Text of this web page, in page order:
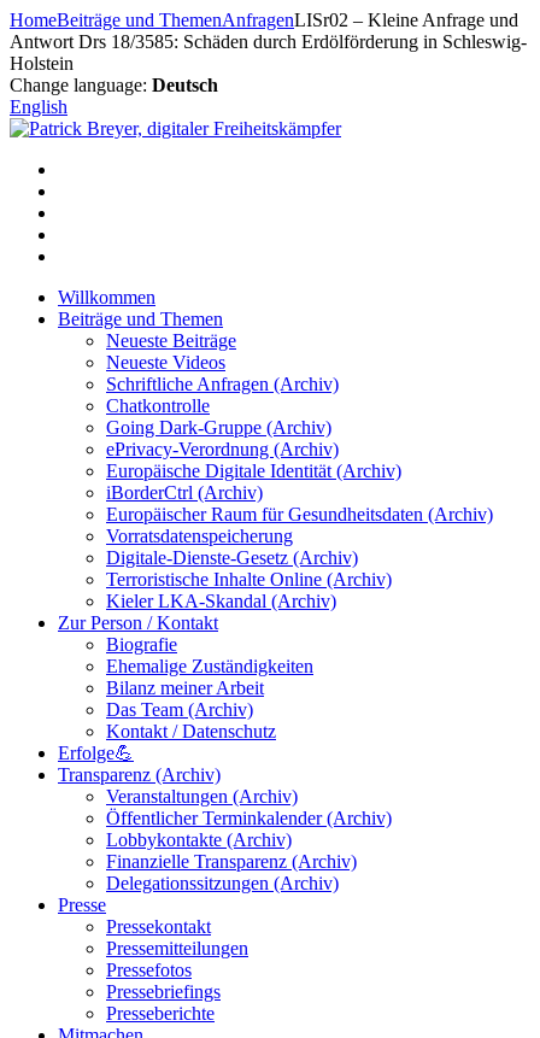
Zum
Inhalt
springen
HomeBeiträge und ThemenAnfragenLISr02 – Kleine Anfrage und
Antwort Drs 18/3585: Schäden durch Erdölförderung in Schleswig-
Holstein
Change language: Deutsch
English
Willkommen
Beiträge und Themen
Neueste Beiträge
Neueste Videos
Schriftliche Anfragen (Archiv)
Chatkontrolle
Going Dark-Gruppe (Archiv)
ePrivacy-Verordnung (Archiv)
Europäische Digitale Identität (Archiv)
iBorderCtrl (Archiv)
Europäischer Raum für Gesundheitsdaten (Archiv)
Vorratsdatenspeicherung
Digitale-Dienste-Gesetz (Archiv)
Terroristische Inhalte Online (Archiv)
Kieler LKA-Skandal (Archiv)
Zur Person / Kontakt
Biografie
Ehemalige Zuständigkeiten
Bilanz meiner Arbeit
Das Team (Archiv)
Kontakt / Datenschutz
Erfolge💪
Transparenz (Archiv)
Veranstaltungen (Archiv)
Öffentlicher Terminkalender (Archiv)
Lobbykontakte (Archiv)
Finanzielle Transparenz (Archiv)
Delegationssitzungen (Archiv)
Presse
Pressekontakt
Pressemitteilungen
Pressefotos
Pressebriefings
Presseberichte